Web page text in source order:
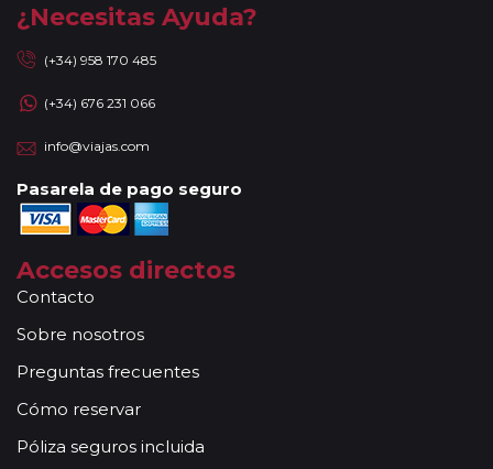
¿Necesitas Ayuda?
(+34) 958 170 485
(+34) 676 231 066
info@viajas.com
Pasarela de pago seguro
Accesos directos
Contacto
Sobre nosotros
Preguntas frecuentes
Cómo reservar
Póliza seguros incluida